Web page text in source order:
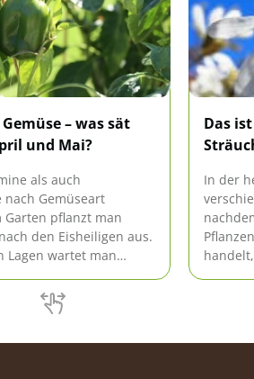
– was sät
und Mai?
als auch
nach Gemüseart
pflanzt man
den Eisheiligen aus.
Lagen wartet man
vorgezogen und
werden. Im Mai
Das
In der